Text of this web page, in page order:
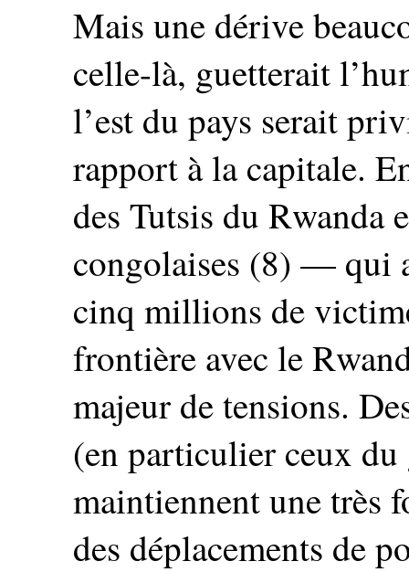
Mais une dérive
celle-là, guetterait
l’est du pays serait
rapport à la capitale.
des Tutsis du Rwanda
congolaises (8) — qui
cinq millions de
frontière avec le
majeur de tensions.
(en particulier ceux
maintiennent une très
des déplacements de